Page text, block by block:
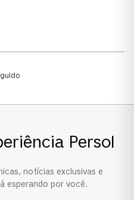
Persol
notícias exclusivas e
esperando por você.